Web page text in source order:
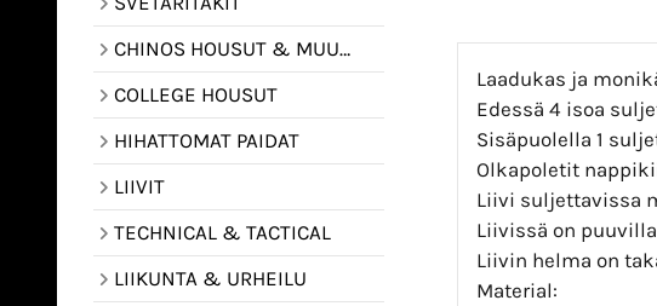
CHINOS HOUSUT & MUUT HOUSUT
COLLEGE HOUSUT
HIHATTOMAT PAIDAT
LIIVIT
TECHNICAL & TACTICAL
LIIKUNTA & URHEILU
Laadukas ja
Edessä 4 isoa
Sisäpuolella 1
Olkapoletit
Liivi suljettavissa
Liivissä on
Liivin helma on
Material: